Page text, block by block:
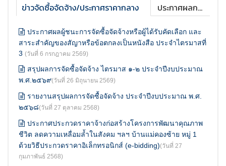
ข่าวจัดซื้อจัดจ้าง/ประกาศราคากลาง ประกาศผลการจัดซื้อจัดจ้าง
ประกาศผลผู้ชนะการจัดซื้อจัดจ้างหรือผู้ได้รับคัดเลือก และ
สาระสำคัญของสัญาหรือข้อตกลงเป็นหนังสือ ประจำไตรมาสที่
3 (วันที่ 6 กรกฎาคม 2569)
สรุปผลการจัดซื้อจัดจ้าง ไตรมาส ๑-๒ ประจำปีงบประมาณ
พ.ศ.๒๕๖๙(วันที่ 26 มิถุนายน 2569)
รายงานสรุปผลการจัดซื้อจัดจ้าง ประจำปีงบประมาณ พ.ศ.
๒๕๖๘(วันที่ 27 ตุลาคม 2568)
ประกาศประกวดราคาจ้างก่อสร้างโครงการพัฒนาคุณภาพ
ชีวิต ลดความเหลื่อมล้ำในสังคม ฯลฯ บ้านแม่คองซ้าย หมู่ 1
ด้วยวิธีประกวดราคาอิเล็กทรอนิกส์ (e-bidding)(วันที่ 27
กุมภาพันธ์ 2568)